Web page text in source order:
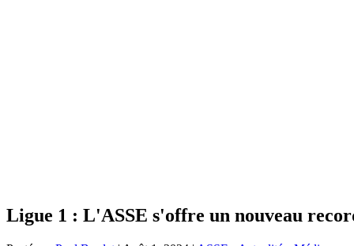
Ligue 1 : L'ASSE s'offre un nouveau